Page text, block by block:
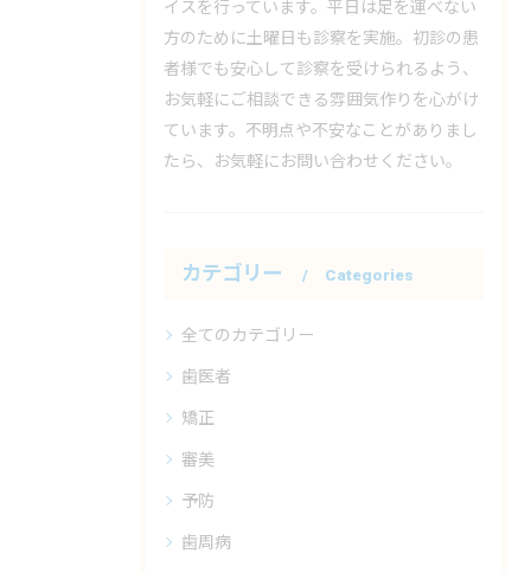
イスを行っています。平日は足を運べない
方のために土曜日も診察を実施。初診の患
者様でも安心して診察を受けられるよう、
お気軽にご相談できる雰囲気作りを心がけ
ています。不明点や不安なことがありまし
たら、お気軽にお問い合わせください。
カテゴリー Categories
全てのカテゴリー
歯医者
矯正
審美
予防
歯周病